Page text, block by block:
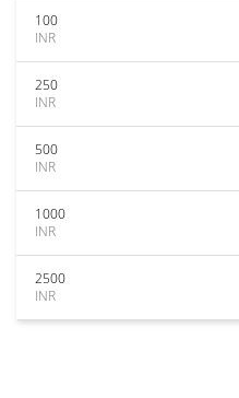
100
INR
250
INR
500
INR
1000
INR
2500
INR